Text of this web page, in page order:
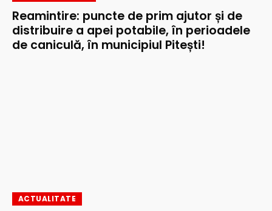
Reamintire: puncte de prim ajutor și de
distribuire a apei potabile, în perioadele
de caniculă, în municipiul Pitești!
ACTUALITATE